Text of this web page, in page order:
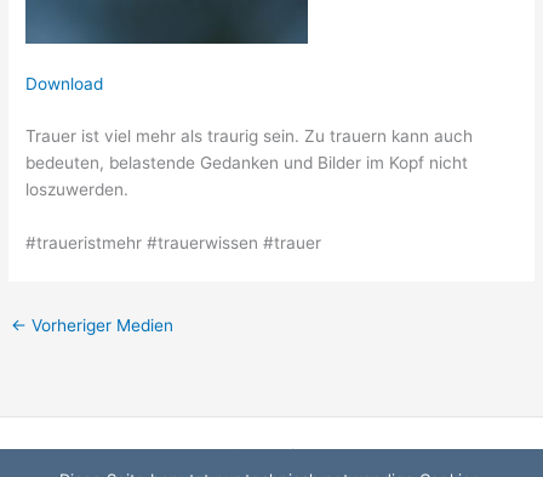
Download
Trauer ist viel mehr als traurig sein. Zu trauern kann auch
bedeuten, belastende Gedanken und Bilder im Kopf nicht
loszuwerden.
#traueristmehr #trauerwissen #trauer
← Vorheriger Medien
Startseite